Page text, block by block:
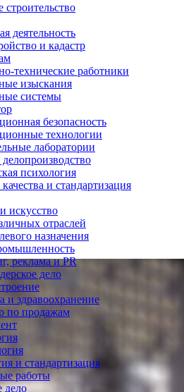
деятельность
и кадастр
технические работники
изыскания
системы
безопасность
технологии
лаборатории
психология
и стандартизация
искусство
отраслей
назначения
реклама и PR
дело
и здравоохранение
по продажам
и стандартизация
работы
дело